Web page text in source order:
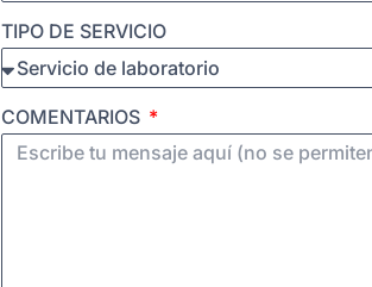
TIPO DE SERVICIO
COMENTARIOS